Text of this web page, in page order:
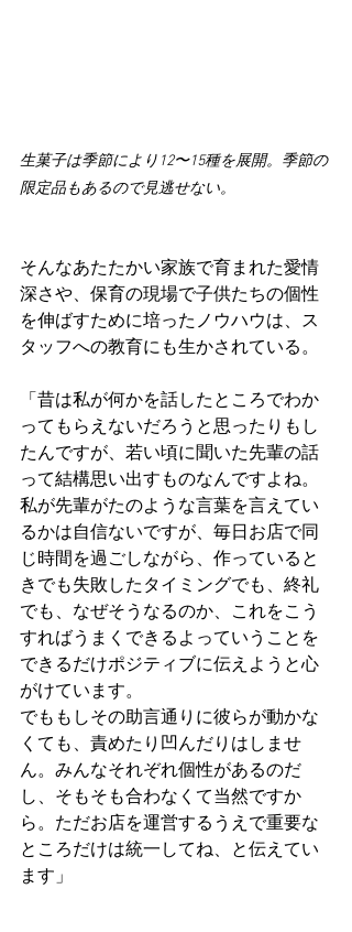
生菓子は季節により12〜15種を展開。季節の
限定品もあるので見逃せない。
そんなあたたかい家族で育まれた愛情
深さや、保育の現場で子供たちの個性
を伸ばすために培ったノウハウは、ス
タッフへの教育にも生かされている。
「昔は私が何かを話したところでわか
ってもらえないだろうと思ったりもし
たんですが、若い頃に聞いた先輩の話
って結構思い出すものなんですよね。
私が先輩がたのような言葉を言えてい
るかは自信ないですが、毎日お店で同
じ時間を過ごしながら、作っていると
きでも失敗したタイミングでも、終礼
でも、なぜそうなるのか、これをこう
すればうまくできるよっていうことを
できるだけポジティブに伝えようと心
がけています。
でももしその助言通りに彼らが動かな
くても、責めたり凹んだりはしませ
ん。みんなそれぞれ個性があるのだ
し、そもそも合わなくて当然ですか
ら。ただお店を運営するうえで重要な
ところだけは統一してね、と伝えてい
ます」